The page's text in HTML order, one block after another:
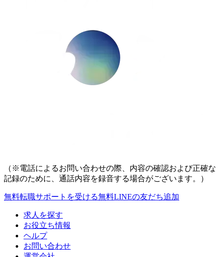
（※電話によるお問い合わせの際、内容の確認および正確な
記録のために、通話内容を録音する場合がございます。）
無料転職サポートを受ける無料LINEの友だち追加
求人を探す
お役立ち情報
ヘルプ
お問い合わせ